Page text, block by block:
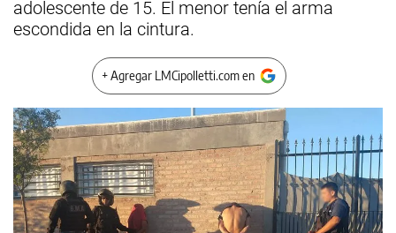
adolescente de 15. El menor tenía el arma
escondida en la cintura.
+ Agregar LMCipolletti.com en